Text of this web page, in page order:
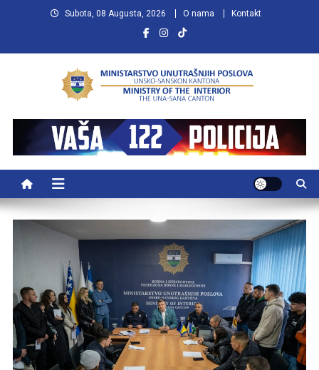
Subota, 08 Augusta, 2026 O nama Kontakt
MUP USK